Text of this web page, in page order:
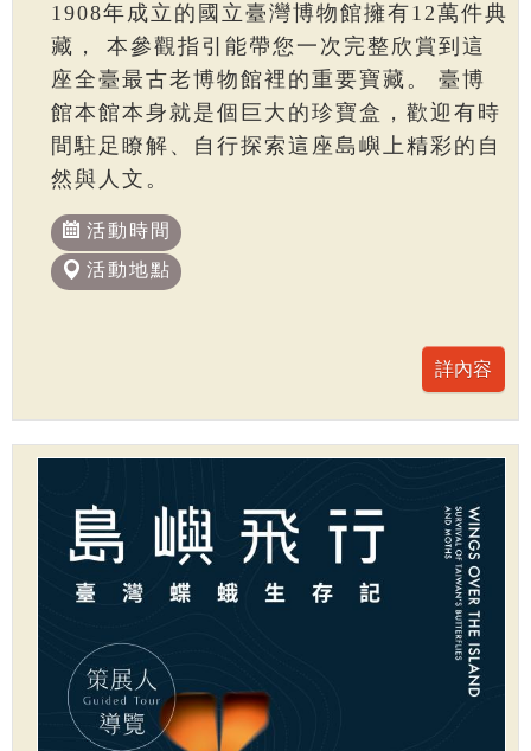
1908年成立的國立臺灣博物館擁有12萬件典
藏， 本參觀指引能帶您一次完整欣賞到這
座全臺最古老博物館裡的重要寶藏。 臺博
館本館本身就是個巨大的珍寶盒，歡迎有時
間駐足瞭解、自行探索這座島嶼上精彩的自
然與人文。
活動時間
活動地點